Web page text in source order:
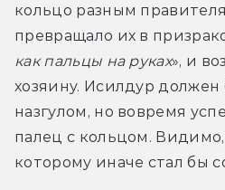
кольцо разным
превращало их в
как пальцы на руках», и
хозяину. Исилдур
назгулом, но вовремя
палец с кольцом.
которому иначе стал бы